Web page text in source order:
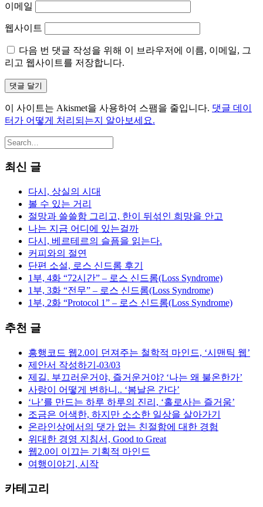
이메일
웹사이트
다음 번 댓글 작성을 위해 이 브라우저에 이름, 이메일, 그
리고 웹사이트를 저장합니다.
이 사이트는 Akismet을 사용하여 스팸을 줄입니다. 댓글 데이
터가 어떻게 처리되는지 알아보세요.
최신 글
다시, 상실의 시대
볼 수 있는 거리
절망과 쓸쓸함 그리고, 한이 뒤섞인 희망을 안고
나는 지금 어디에 있는걸까
다시, 베르테르의 슬픔을 읽는다.
커피와의 절연
단편 소설, 로스 신드롬 후기
1부, 4화 “72시간” – 로스 신드롬(Loss Syndrome)
1부, 3화 “전무” – 로스 신드롬(Loss Syndrome)
1부, 2화 “Protocol 1” – 로스 신드롬(Loss Syndrome)
추천 글
흥행코드 웹2.0이 던져주는 철학적 마인드, ‘시맨틱 웹’
제안서 작성하기-03/03
제길. 부끄러운거야, 즐거운거야? ‘나는 왜 불온한가’
사랑이 어떻게 변하니.. ‘봄날은 간다’
‘나’를 만드는 하루 하루의 진리, ‘홀로사는 즐거움’
조금은 어색한, 하지만 소소한 일상을 살아가기
온라인상에서의 댓가 없는 친절함에 대한 경험
위대한 경영 지침서, Good to Great
웹2.0이 이끄는 기획적 마인드
여행이야기, 시작
카테고리